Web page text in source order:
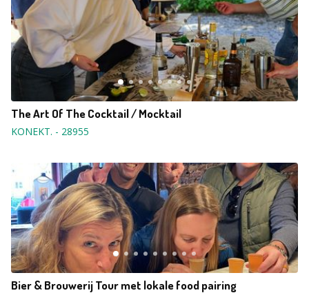
The Art Of The Cocktail / Mocktail
KONEKT. - 28955
Bier & Brouwerij Tour met lokale food pairing